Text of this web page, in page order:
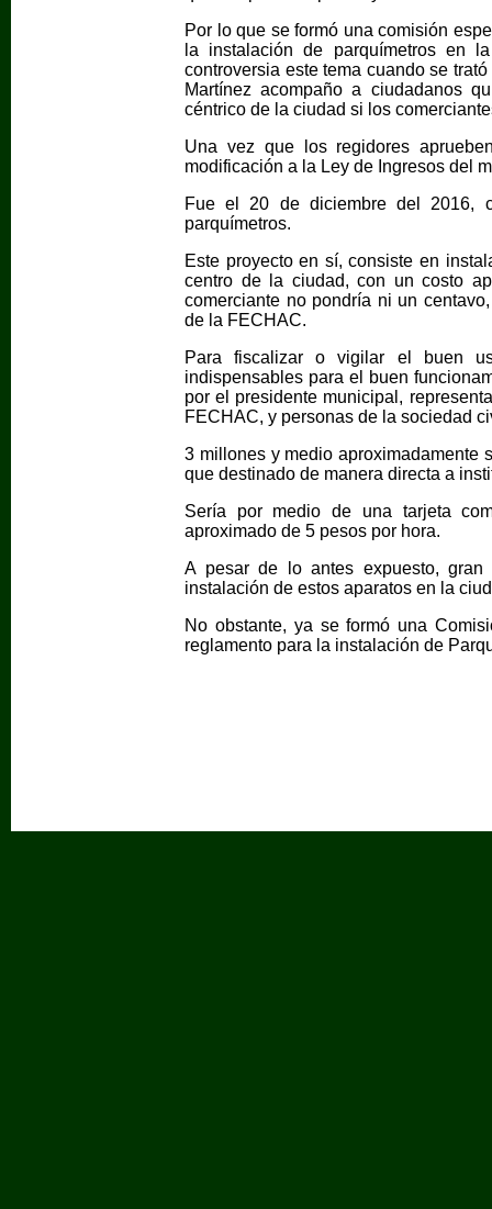
Por lo que se formó una comisión
la instalación de parquímetros en
controversia este tema cuando se
Martínez acompaño a ciudadanos
céntrico de la ciudad si los
Una vez que los regidores
modificación a la Ley de Ingresos del
Fue el 20 de diciembre del 2016,
parquímetros.
Este proyecto en sí, consiste en
centro de la ciudad, con un costo
comerciante no pondría ni un
de la FECHAC.
Para fiscalizar o vigilar el buen
indispensables para el buen
por el presidente municipal,
FECHAC, y personas de la sociedad
3 millones y medio aproximadamente
que destinado de manera directa a
Sería por medio de una tarjeta
aproximado de 5 pesos por hora.
A pesar de lo antes expuesto,
instalación de estos aparatos en la
No obstante, ya se formó una
reglamento para la instalación de